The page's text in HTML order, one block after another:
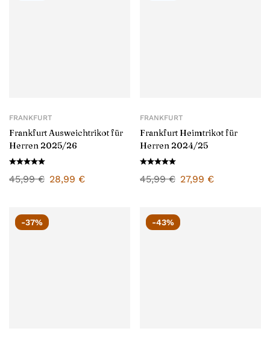
FRANKFURT
Frankfurt Ausweichtrikot für
Herren 2025/26
45,99€ 28,99 €
FRANKFURT
Frankfurt Heimtrikot für
Herren 2024/25
45,99€ 27,99 €
-37% -43%